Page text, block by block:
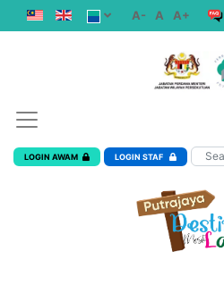
A- A A+
LOGIN AWAM LOGIN STAF